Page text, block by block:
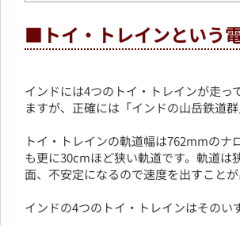
■トイ・トレインという
インドには4つのトイ・トレインが走
ますが、正確には「インドの山岳鉄道
トイ・トレインの軌道幅は762mmの
も更に30cmほど狭い軌道です。軌道は
面、不安定になるので速度を出すことが
インドの4つのトイ・トレインはそのい